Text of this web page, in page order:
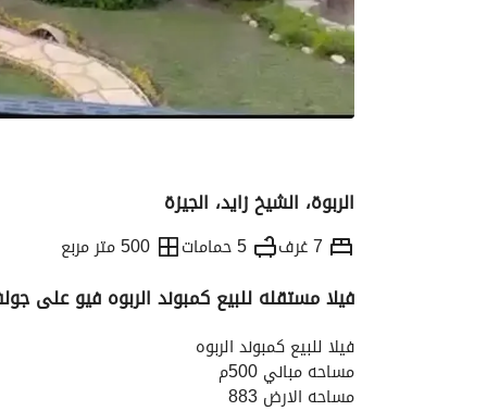
الربوة، الشيخ زايد، الجيزة
7 غرف 5 حمامات 500 متر مربع
الاتجاهات والمؤشرات
فيلا مستقله للبيع كمبوند الربوه فيو على
فيلا للبيع كمبوند الربوه
مساحه مباني 500م
مساحه الارض 883